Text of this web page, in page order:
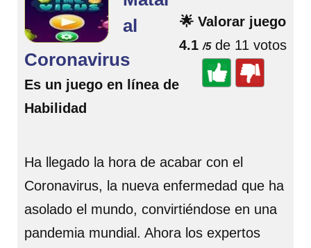
🌟 Valorar juego
4.1 /5de 11 votos
al
Coronavirus
Es un juego en línea de
Habilidad
Ha llegado la hora de acabar con el
Coronavirus, la nueva enfermedad que ha
asolado el mundo, convirtiéndose en una
pandemia mundial. Ahora los expertos